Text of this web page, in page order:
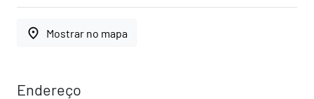
place Mostrar no mapa
Endereço